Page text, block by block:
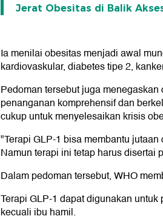
Jerat Obesitas di Balik
Ia menilai obesitas menjadi awal
kardiovaskular, diabetes tipe 2,
Pedoman tersebut juga
penanganan komprehensif dan
cukup untuk menyelesaikan krisis
"Terapi GLP-1 bisa membantu
Namun terapi ini tetap harus disertai
Dalam pedoman tersebut, WHO
Terapi GLP-1 dapat digunakan
kecuali ibu hamil.